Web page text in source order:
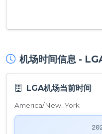
机场时间信息 -
LGA机场当前时间
America/New_York